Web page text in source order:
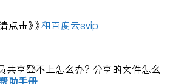
点击》》租百度云svip
共享登不上怎么办？分享的文件怎么